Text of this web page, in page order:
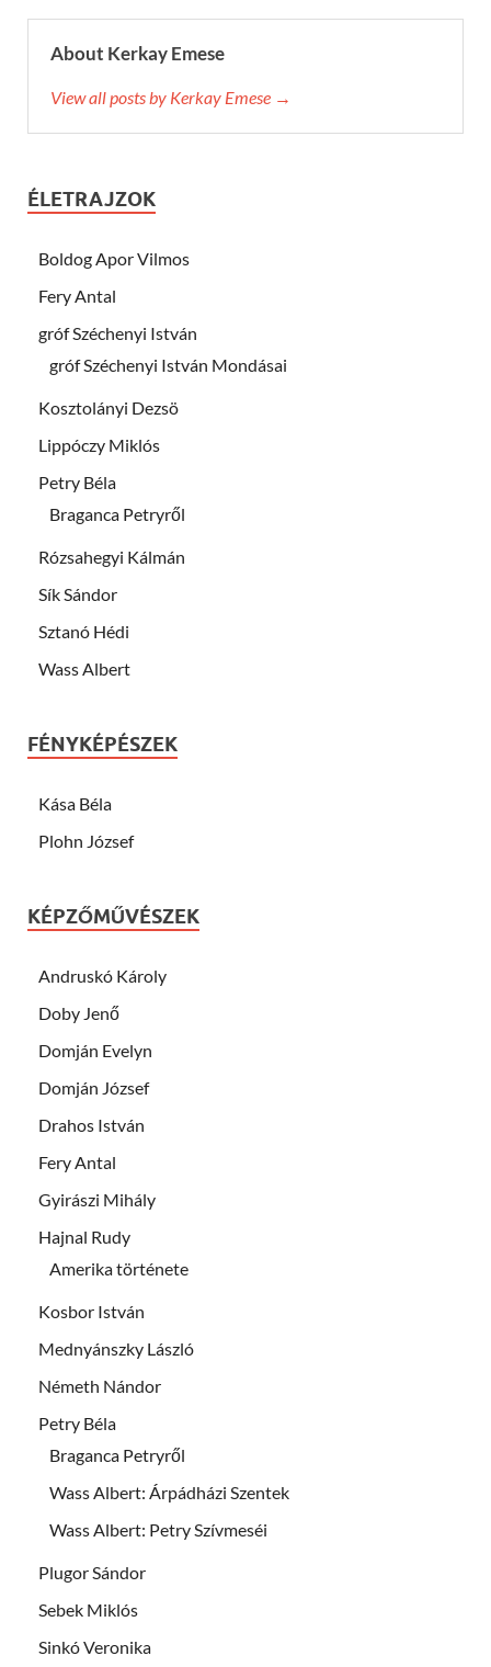
About Kerkay Emese
View all posts by Kerkay Emese →
ÉLETRAJZOK
Boldog Apor Vilmos
Fery Antal
gróf Széchenyi István
gróf Széchenyi István Mondásai
Kosztolányi Dezsö
Lippóczy Miklós
Petry Béla
Braganca Petryről
Rózsahegyi Kálmán
Sík Sándor
Sztanó Hédi
Wass Albert
FÉNYKÉPÉSZEK
Kása Béla
Plohn József
KÉPZŐMŰVÉSZEK
Andruskó Károly
Doby Jenő
Domján Evelyn
Domján József
Drahos István
Fery Antal
Gyirászi Mihály
Hajnal Rudy
Amerika története
Kosbor István
Mednyánszky László
Németh Nándor
Petry Béla
Braganca Petryről
Wass Albert: Árpádházi Szentek
Wass Albert: Petry Szívmeséi
Plugor Sándor
Sebek Miklós
Sinkó Veronika